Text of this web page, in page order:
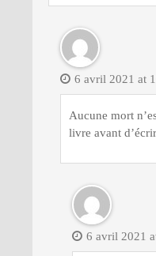
6 avril 2021 at
Aucune mort
livre avant
6 avril 2021